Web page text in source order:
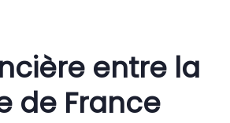
entre la
de France